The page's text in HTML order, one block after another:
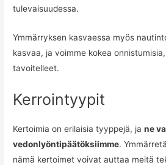
tulevaisuudessa.
Ymmärryksen kasvaessa myös
kasvaa, ja voimme kokea
tavoitelleet.
Kerrointyypit
Kertoimia on erilaisia tyyppejä, jane
vedonlyöntipäätöksiimme.
nämä kertoimet voivat auttaa meitä